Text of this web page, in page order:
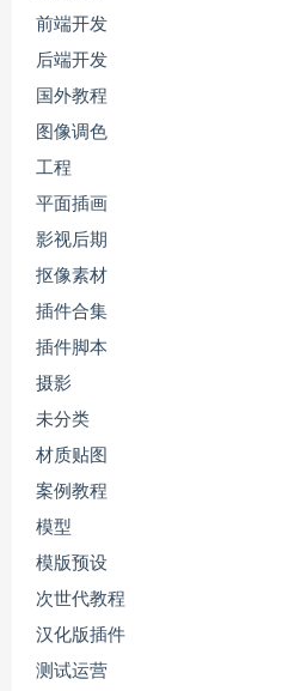
前端开发
后端开发
国外教程
图像调色
工程
平面插画
影视后期
抠像素材
插件合集
插件脚本
摄影
未分类
材质贴图
案例教程
模型
模版预设
次世代教程
汉化版插件
测试运营